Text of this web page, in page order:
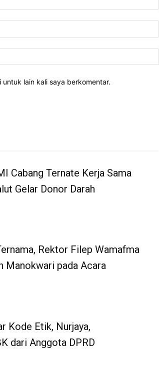
lain kali saya berkomentar.
Cabang Ternate Kerja Sama
Gelar Donor Darah
Rektor Filep Wamafma
Manokwari pada Acara
Kode Etik, Nurjaya,
dari Anggota DPRD